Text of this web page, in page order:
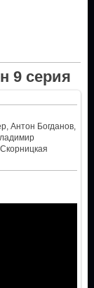
9 серия
Антон Богданов,